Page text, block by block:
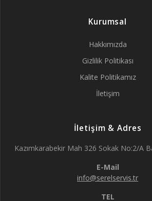
Kurumsal
Hakkımızda
Gizlilik Politikası
Kalite Politikamız
İletişim
İletişim & Adres
Kazımkarabekir Mah 326 Sokak No:2/A
E-Mail
info@serelservis.tr
TEL